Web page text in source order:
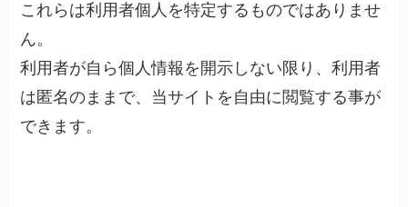
これらは利用者個人を特定するものではありませ
ん。
利用者が自ら個人情報を開示しない限り、利用者
は匿名のままで、当サイトを自由に閲覧する事が
できます。